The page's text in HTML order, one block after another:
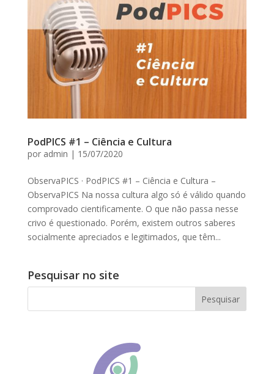
PodPICS #1 – Ciência e Cultura
por admin | 15/07/2020
ObservaPICS · PodPICS #1 – Ciência e Cultura –
ObservaPICS Na nossa cultura algo só é válido quando
comprovado cientificamente. O que não passa nesse
crivo é questionado. Porém, existem outros saberes
socialmente apreciados e legitimados, que têm...
Pesquisar no site